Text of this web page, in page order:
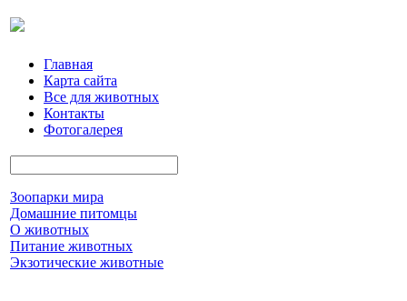
Главная
Карта сайта
Все для животных
Контакты
Фотогалерея
Зоопарки мира
Домашние питомцы
О животных
Питание животных
Экзотические животные